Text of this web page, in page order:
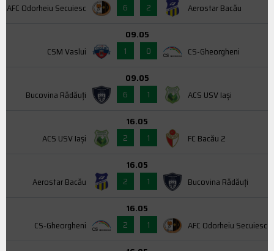
AFC Odorheiu Secuiesc
6
2 Aerostar Bacău
CSM Vaslui
09.05
1
0 CS-Gheorgheni
Bucovina Rădăuți
09.05
6
1 ACS USV Iaşi
ACS USV Iaşi
16.05
2
1 FC Bacău 2
Aerostar Bacău
16.05
2
1 Bucovina Rădăuți
CS-Gheorgheni
16.05
2
1 AFC Odorheiu Secuiesc